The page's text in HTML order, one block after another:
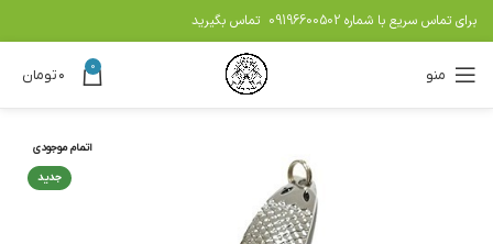
برای تماس سریع با شماره 09196600502 تماس بگیرید
منو 0 ۰تومان
اتمام موجودی
جدید